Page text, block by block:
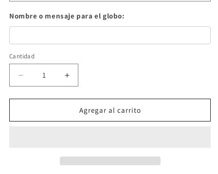
Nombre o mensaje para el globo:
Cantidad
Cantidad
Reducir
cantidad
para
Kit
Aumentar
cantidad
para
Balloon
Kit
Agregar al carrito